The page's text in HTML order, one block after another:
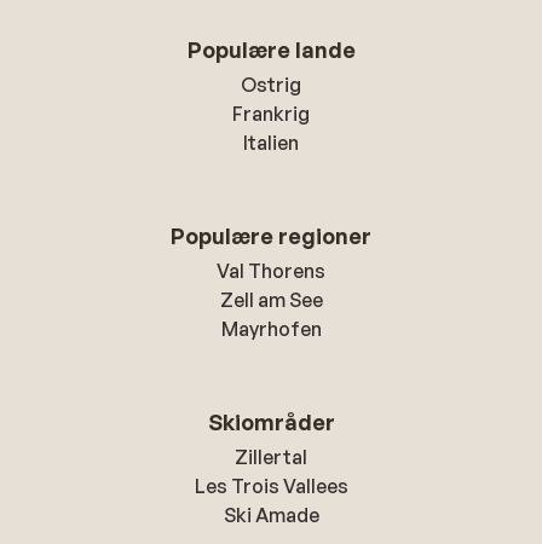
Populære lande
Ostrig
Frankrig
Italien
Populære regioner
Val Thorens
Zell am See
Mayrhofen
Skiområder
Zillertal
Les Trois Vallees
Ski Amade